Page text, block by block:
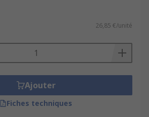
26,85 €/unité
Ajouter
Fiches techniques